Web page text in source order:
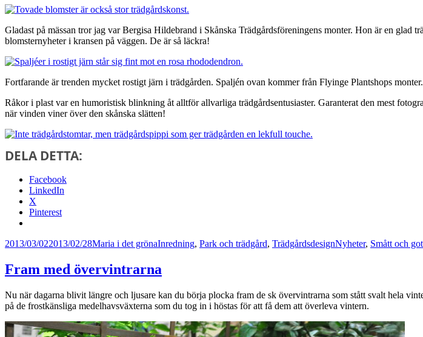
Gladast på mässan tror jag var Bergisa Hildebrand i Skånska Trädgårdsföreningens monter. Hon är en
blomsternyheter i kransen på väggen. De är så läckra!
Fortfarande är trenden mycket rostigt järn i trädgården. Spaljén ovan kommer från Flyinge Plantshops
Råkor i plast var en humoristisk blinkning åt alltför allvarliga trädgårdsentusiaster. Garanterat den mest
när vinden viner över den skånska slätten!
DELA DETTA:
Facebook
LinkedIn
X
Pinterest
Postat
2013/03/022013/02/28Författare
Maria i det grönaKategorier
Inredning, Park och trädgård, TrädgårdsdesignTaggar
Nyheter, Smått och
Fram med övervintrarna
Nu när dagarna blivit längre och ljusare kan du börja plocka fram de sk övervintrarna som stått svalt hela
på de frostkänsliga medelhavsväxterna som du tog in i höstas för att få dem att överleva vintern.